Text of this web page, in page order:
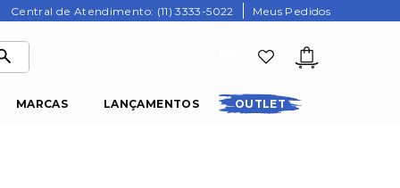
Central de Atendimento: (11) 3333-5022 Meus Pedidos
MARCAS LANÇAMENTOS OUTLET